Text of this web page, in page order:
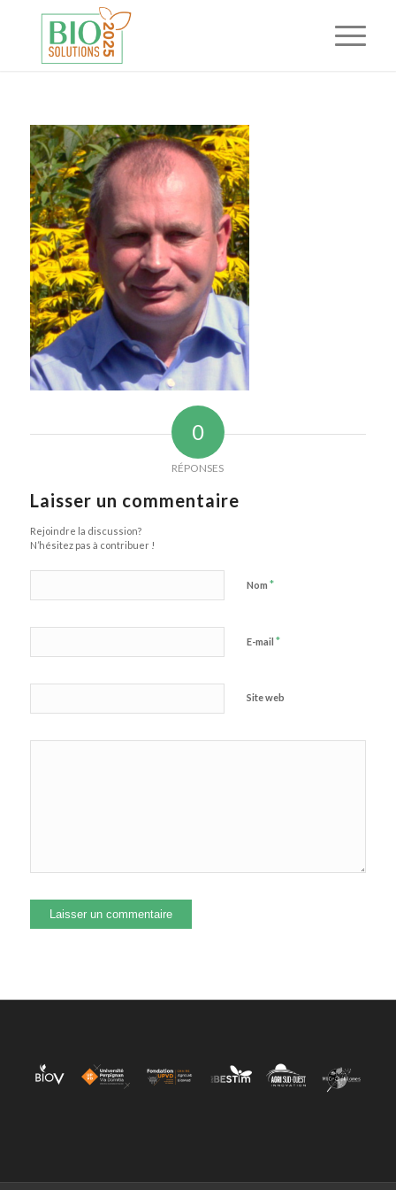
0
RÉPONSES
Laisser un commentaire
Rejoindre la discussion?
N’hésitez pas à contribuer !
Nom *
E-mail *
Site web